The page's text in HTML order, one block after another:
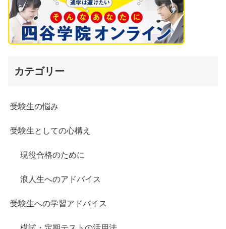
カテゴリー
受験生の悩み
受験生としての心構え
現役合格のために
浪人生へのアドバイス
受験生への学習アドバイス